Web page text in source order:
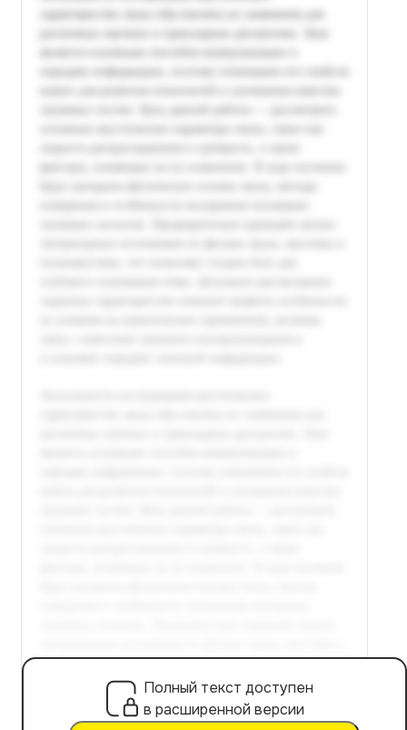
Полный текст доступен
в расширенной версии